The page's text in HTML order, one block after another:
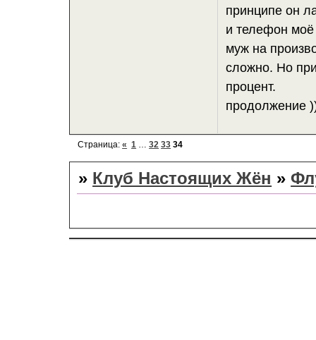
принципе он
и телефон моё
муж на
сложно. Но
процент.
продолжение
Страница:« 1 … 32 33 34
» Клуб Настоящих Жён »